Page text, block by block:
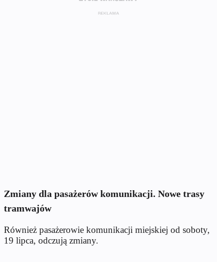
Zmiany dla pasażerów komunikacji. Nowe trasy
tramwajów
Również pasażerowie komunikacji miejskiej od soboty,
19 lipca, odczują zmiany.